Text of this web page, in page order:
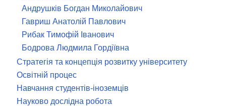
Андрушків Богдан Миколайович
Гавриш Анатолій Павлович
Рибак Тимофій Іванович
Бодрова Людмила Гордіївна
Стратегія та концепція розвитку університету
Освітній процес
Навчання студентів-іноземців
Науково дослідна робота